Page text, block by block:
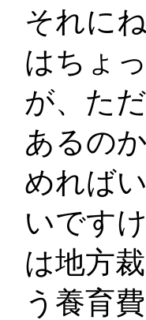
それに
はちょ
が、た
あるの
めれば
いです
は地方
う養育